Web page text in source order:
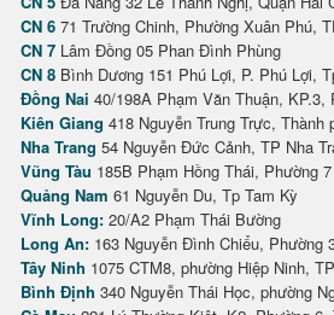
CN 6 71 Trường Chinh, Phường Xuân Phú,
CN 7 Lâm Đồng 05 Phan Đình Phùng
CN 8 Bình Dương 151 Phú Lợi, P. Phú Lợi,
Đồng Nai 40/198A Phạm Văn Thuận, KP.3,
Kiên Giang 418 Nguyễn Trung Trực, Thành
Nha Trang 54 Nguyễn Đức Cảnh, TP Nha
Vũng Tàu 185B Phạm Hồng Thái, Phường 7
Quảng Nam 61 Nguyễn Du, Tp Tam Kỳ
Vĩnh Long: 20/A2 Phạm Thái Bường
Long An: 163 Nguyễn Đình Chiểu, Phường
Tây Ninh 1075 CTM8, phường Hiệp Ninh,
Bình Định 340 Nguyễn Thái Học, phường